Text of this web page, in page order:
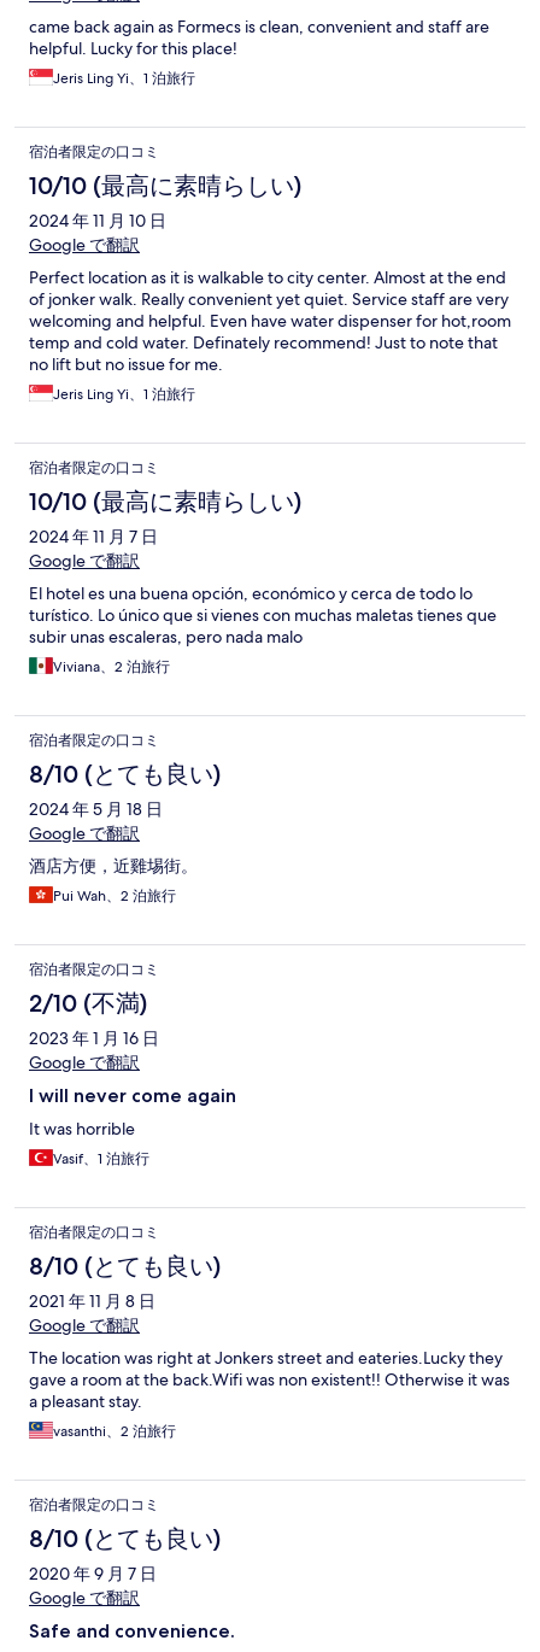
came back again as Formecs is clean, convenient and staff are
helpful. Lucky for this place!
Jeris Ling Yi、1 泊旅行
宿泊者限定の口コミ
10/10 (最高に素晴らしい)
2024 年 11 月 10 日
Google で翻訳
Perfect location as it is walkable to city center. Almost at the end
of jonker walk. Really convenient yet quiet. Service staff are very
welcoming and helpful. Even have water dispenser for hot,room
temp and cold water. Definately recommend! Just to note that
no lift but no issue for me.
Jeris Ling Yi、1 泊旅行
宿泊者限定の口コミ
10/10 (最高に素晴らしい)
2024 年 11 月 7 日
Google で翻訳
El hotel es una buena opción, económico y cerca de todo lo
turístico. Lo único que si vienes con muchas maletas tienes que
subir unas escaleras, pero nada malo
Viviana、2 泊旅行
宿泊者限定の口コミ
8/10 (とても良い)
2024 年 5 月 18 日
Google で翻訳
酒店方便，近雞埸街。
Pui Wah、2 泊旅行
宿泊者限定の口コミ
2/10 (不満)
2023 年 1 月 16 日
Google で翻訳
I will never come again
It was horrible
Vasif、1 泊旅行
宿泊者限定の口コミ
8/10 (とても良い)
2021 年 11 月 8 日
Google で翻訳
The location was right at Jonkers street and eateries.Lucky they
gave a room at the back.Wifi was non existent!! Otherwise it was
a pleasant stay.
vasanthi、2 泊旅行
宿泊者限定の口コミ
8/10 (とても良い)
2020 年 9 月 7 日
Google で翻訳
Safe and convenience.